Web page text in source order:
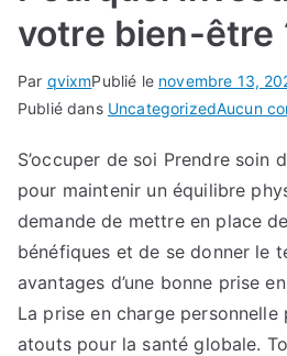
votre bien-être
Par qvixmPublié le novembre 13,
Publié dans UncategorizedAucun
S’occuper de soi Prendre soin
pour maintenir un équilibre
demande de mettre en place
bénéfiques et de se donner le
avantages d’une bonne prise
La prise en charge personnelle
atouts pour la santé globale.